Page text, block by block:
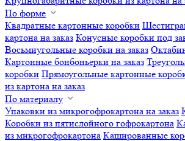
По форме
Квадратные картонные коробки
картона на заказ Конусные коробки под
Восьмиугольные коробки на заказ
Картонные бонбоньерки на заказ
коробки Прямоугольные картонные
из картона на заказ
По материалу
Упаковки из микрогофрокартона на заказ
Коробки из пятислойного гофрокартона
из микрогофрокартона Кашированные